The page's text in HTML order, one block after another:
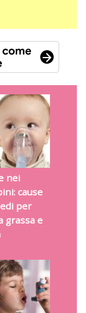
nei
cause
per
grassa e